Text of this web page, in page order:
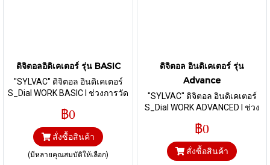
ดิจิตอลอิดิเคเตอร์ รุ่น BASIC
"SYLVAC" ดิจิตอล อินดิเคเตอร์
S_Dial WORK BASIC I ช่วงการวัด
0.01, 0.001 I รุ่นส่งข้อมูลผ่านสาย
Proximity
฿0
สั่งซื้อสินค้า
(มีหลายคุณสมบัติให้เลือก)
ดิจิตอล อินดิเคเตอร์ รุ่น
Advance
"SYLVAC" ดิจิตอล อินดิเคเตอร์
S_Dial WORK ADVANCED I ช่วง
mm I ความละเอียด 0.01 และ
0.001 I ส่งข้อมูลผ่านสาย
Proximity
฿0
สั่งซื้อสินค้า